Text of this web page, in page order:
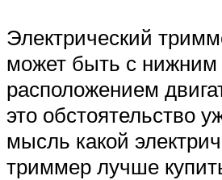
Электрический
может быть с нижним
расположением
это обстоятельство
мысль какой
триммер лучше